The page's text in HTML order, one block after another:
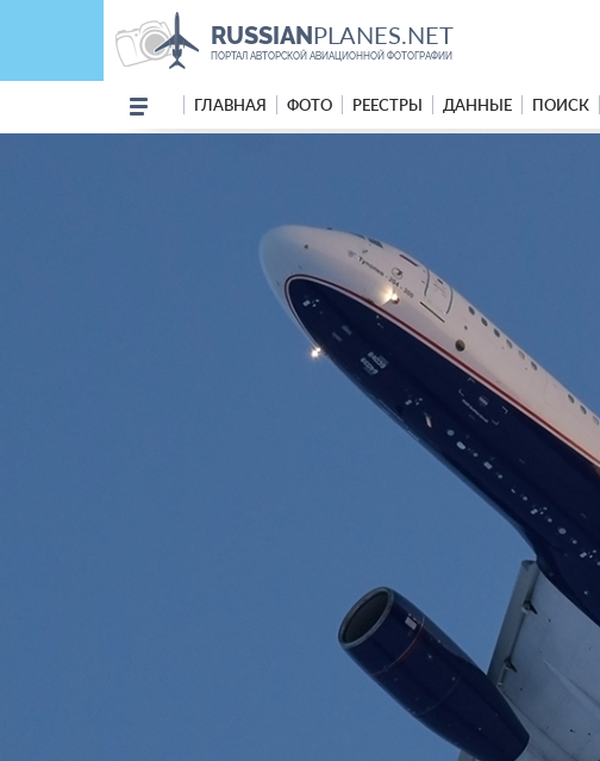
RUSSIANPLANES.NET
ПОРТАЛ АВТОРСКОЙ АВИАЦИОННОЙ ФОТОГРАФИИ
ГЛАВНАЯ ФОТО РЕЕСТРЫ ДАННЫЕ ПОИСК